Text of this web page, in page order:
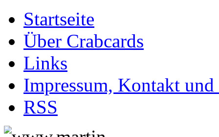
Startseite
Über Crabcards
Links
Impressum, Kontakt und
RSS